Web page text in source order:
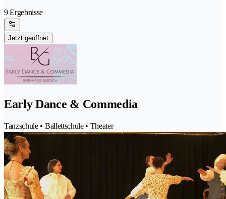
9 Ergebnisse
Jetzt geöffnet
Early Dance & Commedia
Tanzschule • Ballettschule • Theater